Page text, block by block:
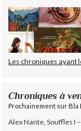
Les chroniques ayant
Chroniques à
Prochainement sur Bla
Alex Nante, Souffles I